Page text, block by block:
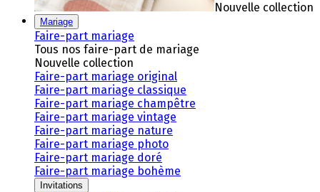
Nouvelle collection
Mariage
Faire-part mariage
Tous nos faire-part de mariage
Nouvelle collection
Faire-part mariage original
Faire-part mariage classique
Faire-part mariage champêtre
Faire-part mariage vintage
Faire-part mariage nature
Faire-part mariage photo
Faire-part mariage doré
Faire-part mariage bohème
Invitations